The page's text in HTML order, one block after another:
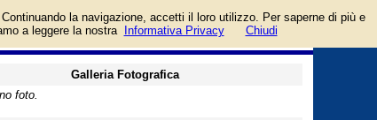
guida
Galleria Fotografica
foto.
la navigazione, accetti il loro utilizzo. Per saperne di più e
a leggere la nostra
Informativa Privacy Chiudi